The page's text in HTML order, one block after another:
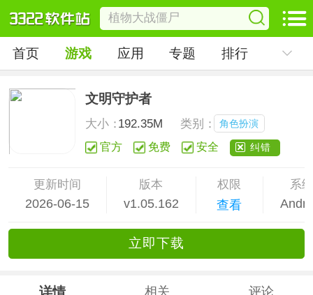
首页 游戏 应用 专题 排行
文明守护者
大小：192.35M 类别： 角色扮演
官方 免费 安全 纠错
更新时间
2026-06-15
版本
v1.05.162
权限
查看
系
立即下载
详情 相关 评论